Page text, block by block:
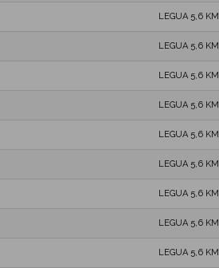
LEGUA 5,6 KM
LEGUA 5,6 KM
LEGUA 5,6 KM
LEGUA 5,6 KM
LEGUA 5,6 KM
LEGUA 5,6 KM
LEGUA 5,6 KM
LEGUA 5,6 KM
LEGUA 5,6 KM